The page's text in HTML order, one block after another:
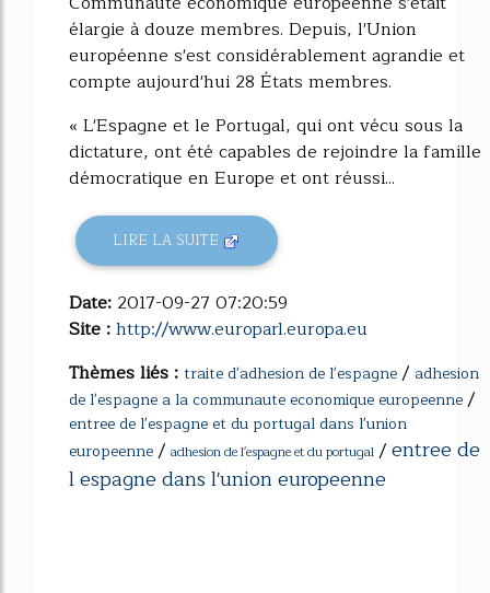
élargie à douze membres. Depuis, l'Union
européenne s'est considérablement agrandie et
compte aujourd'hui 28 États membres.
« L'Espagne et le Portugal, qui ont vécu sous la
dictature, ont été capables de rejoindre la famille
démocratique en Europe et ont réussi...
LIRE LA SUITE
Date: 2017-09-27 07:20:59
Site :http://www.europarl.europa.eu
Thèmes liés : traite d'adhesion de l'espagne/ adhesion
de l'espagne a la communaute economique europeenne/
entree de l'espagne et du portugal dans l'union
europeenne/ adhesion de l'espagne et du portugal /entree de
l espagne dans l'union europeenne